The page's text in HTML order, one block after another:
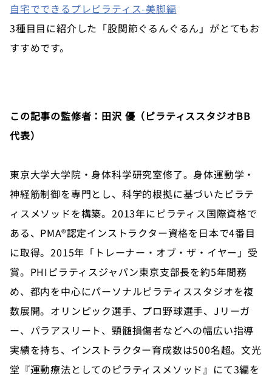
自宅でできるプレピラティス-美脚編
3種目目に紹介した「股関節ぐるんぐるん」がとてもお
すすめです。
この記事の監修者：田沢 優（ピラティススタジオBB
代表）
東京大学大学院・身体科学研究室修了。身体運動学・
神経筋制御を専門とし、科学的根拠に基づいたピラテ
ィスメソッドを構築。2013年にピラティス国際資格で
ある、PMA®認定インストラクター資格を日本で4番目
に取得。2015年「トレーナー・オブ・ザ・イヤー」受
賞。PHIピラティスジャパン東京支部長を約5年間務
め、都内を中心にパーソナルピラティススタジオを複
数展開。オリンピック選手、プロ野球選手、Jリーガ
ー、パラアスリート、頸髄損傷者などへの幅広い指導
実績を持ち、インストラクター育成数は500名超。文光
堂『運動療法としてのピラティスメソッド』にて3編を